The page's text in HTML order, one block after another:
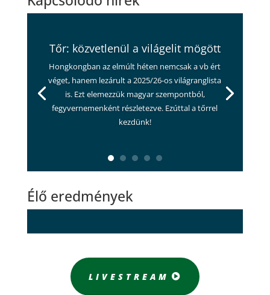
Tőr: közvetlenül a világelit mögött
Hongkongban az elmúlt héten nemcsak a vb ért
véget, hanem lezárult a 2025/26-os világranglista
is. Ezt elemezzük magyar szempontból,
fegyvernemenként részletezve. Ezúttal a tőrrel
kezdünk!
Élő eredmények
LIVESTREAM